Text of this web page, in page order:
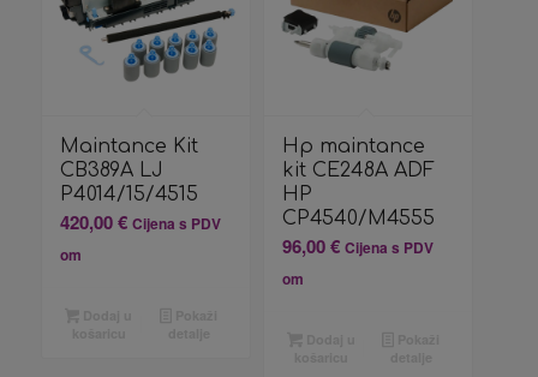
Maintance Kit
CB389A LJ
P4014/15/4515
420,00€ Cijena s PDV
om
Hp maintance
kit CE248A ADF
HP
CP4540/M4555
96,00€ Cijena s PDV
om